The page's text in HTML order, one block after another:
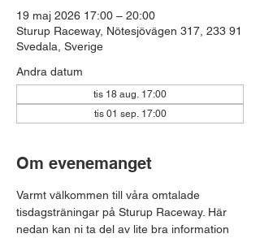
19 maj 2026 17:00 – 20:00
Sturup Raceway, Nötesjövägen 317, 233 91
Svedala, Sverige
Andra datum
tis 18 aug. 17:00
tis 01 sep. 17:00
Om evenemanget
Varmt välkommen till våra omtalade
tisdagsträningar på Sturup Raceway. Här
nedan kan ni ta del av lite bra information